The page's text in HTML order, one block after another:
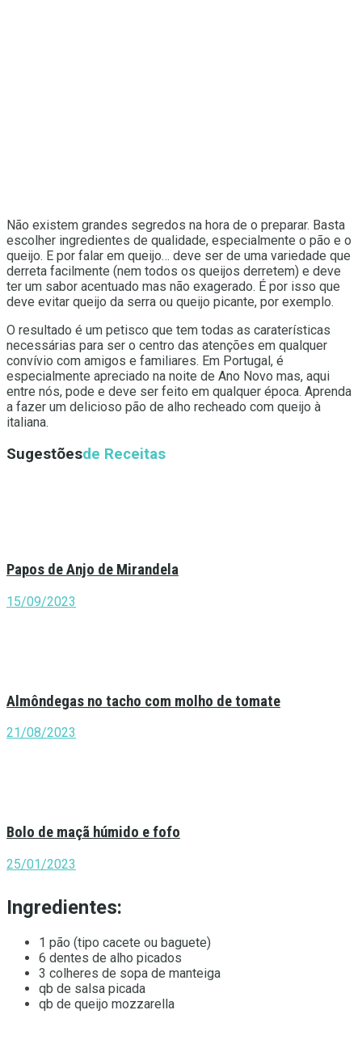
Não existem grandes segredos na hora de o preparar. Basta
escolher ingredientes de qualidade, especialmente o pão e o
queijo. E por falar em queijo… deve ser de uma variedade que
derreta facilmente (nem todos os queijos derretem) e deve
ter um sabor acentuado mas não exagerado. É por isso que
deve evitar queijo da serra ou queijo picante, por exemplo.
O resultado é um petisco que tem todas as caraterísticas
necessárias para ser o centro das atenções em qualquer
convívio com amigos e familiares. Em Portugal, é
especialmente apreciado na noite de Ano Novo mas, aqui
entre nós, pode e deve ser feito em qualquer época. Aprenda
a fazer um delicioso pão de alho recheado com queijo à
italiana.
Sugestõesde Receitas
Papos de Anjo de Mirandela
15/09/2023
Almôndegas no tacho com molho de tomate
21/08/2023
Bolo de maçã húmido e fofo
25/01/2023
Ingredientes:
1 pão (tipo cacete ou baguete)
6 dentes de alho picados
3 colheres de sopa de manteiga
qb de salsa picada
qb de queijo mozzarella